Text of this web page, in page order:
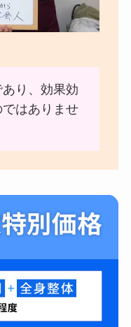
り、効果効
はありませ